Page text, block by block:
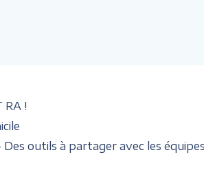
RA !
outils à partager avec les équipes